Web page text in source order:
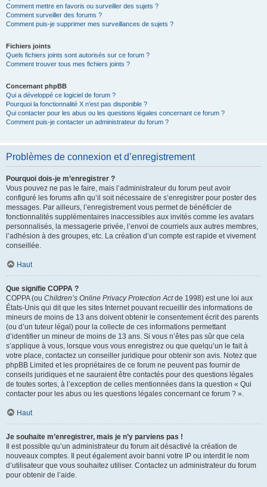
Comment mettre en favoris ou surveiller des sujets ?
Comment surveiller des forums ?
Comment puis-je supprimer mes surveillances de sujets ?
Fichiers joints
Quels fichiers joints sont autorisés sur ce forum ?
Comment trouver tous mes fichiers joints ?
Concernant phpBB
Qui a développé ce logiciel de forum ?
Pourquoi la fonctionnalité X n’est pas disponible ?
Qui contacter pour les abus ou les questions légales concernant ce forum ?
Comment puis-je contacter un administrateur du forum ?
Problèmes de connexion et d’enregistrement
Pourquoi dois-je m’enregistrer ?
Vous pouvez ne pas le faire, mais l’administrateur du forum peut avoir
configuré les forums afin qu’il soit nécessaire de s’enregistrer pour poster des
messages. Par ailleurs, l’enregistrement vous permet de bénéficier de
fonctionnalités supplémentaires inaccessibles aux invités comme les avatars
personnalisés, la messagerie privée, l’envoi de courriels aux autres membres,
l’adhésion à des groupes, etc. La création d’un compte est rapide et vivement
conseillée.
Haut
Que signifie COPPA ?
COPPA (ou Children’s Online Privacy Protection Actde 1998) est une loi aux
États-Unis qui dit que les sites Internet pouvant recueillir des informations de
mineurs de moins de 13 ans doivent obtenir le consentement écrit des parents
(ou d’un tuteur légal) pour la collecte de ces informations permettant
d’identifier un mineur de moins de 13 ans. Si vous n’êtes pas sûr que cela
s’applique à vous, lorsque vous vous enregistrez ou que quelqu’un le fait à
votre place, contactez un conseiller juridique pour obtenir son avis. Notez que
phpBB Limited et les propriétaires de ce forum ne peuvent pas fournir de
conseils juridiques et ne sauraient être contactés pour des questions légales
de toutes sortes, à l’exception de celles mentionnées dans la question « Qui
contacter pour les abus ou les questions légales concernant ce forum ? ».
Haut
Je souhaite m’enregistrer, mais je n’y parviens pas !
Il est possible qu’un administrateur du forum ait désactivé la création de
nouveaux comptes. Il peut également avoir banni votre IP ou interdit le nom
d’utilisateur que vous souhaitez utiliser. Contactez un administrateur du forum
pour obtenir de l’aide.